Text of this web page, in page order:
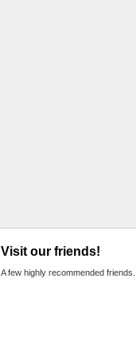
Visit our friends!
A few highly recommended friends...